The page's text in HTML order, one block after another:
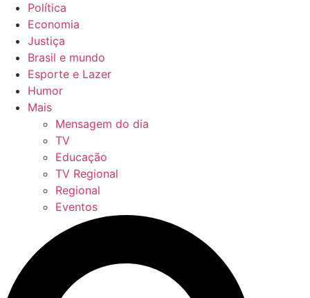
Política
Economia
Justiça
Brasil e mundo
Esporte e Lazer
Humor
Mais
Mensagem do dia
TV
Educação
TV Regional
Regional
Eventos